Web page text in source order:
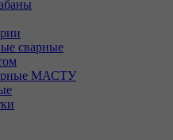
сварные
МАСТУ